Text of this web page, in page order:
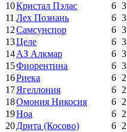
10Кристал Пэлас 6 3
11 Лех Познань 6 3
12Самсунспор 6 3
13Целе 6 3
14АЗ Алкмар 6 3
15Фиорентина 6 3
16Риека 6 2
17Ягеллония 6 2
18Омония Никосия 6 2
19Ноа 6 2
20Дрита (Косово) 6 2